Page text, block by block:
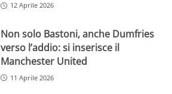
12 Aprile 2026
Non solo Bastoni, anche Dumfries
verso l’addio: si inserisce il
Manchester United
11 Aprile 2026